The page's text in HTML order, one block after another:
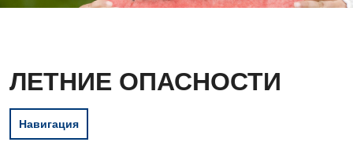
ЛЕТНИЕ ОПАСНОСТИ
Навигация